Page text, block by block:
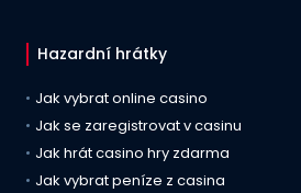
Hazardní hrátky
Jak vybrat online casino
Jak se zaregistrovat v casinu
Jak hrát casino hry zdarma
Jak vybrat peníze z casina